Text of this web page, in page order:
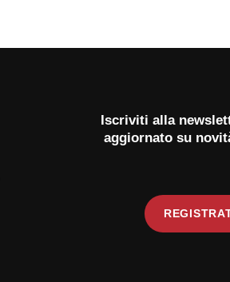
Iscriviti alla
aggiornato su